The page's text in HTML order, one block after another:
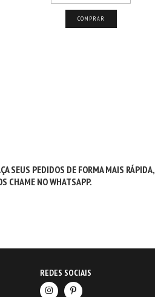
COMPRAR
SEUS PEDIDOS DE FORMA MAIS RÁPIDA,
CHAME NO WHATSAPP.
REDES SOCIAIS